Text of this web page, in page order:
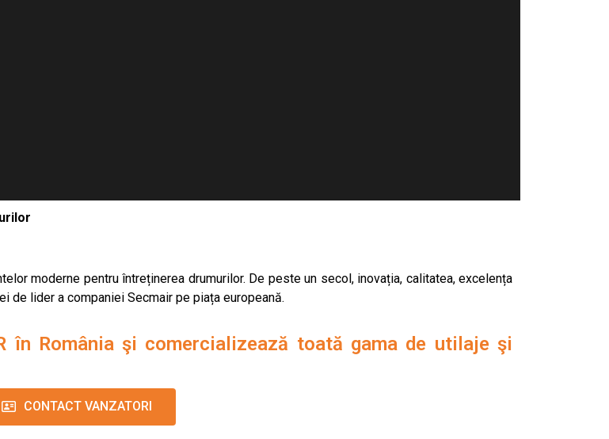
moderne pentru întreținerea drumurilor. De peste un secol, inovația, calitatea, excelența
lider a companiei Secmair pe piața europeană.
în România şi comercializează toată gama de utilaje şi
CONTACT VANZATORI